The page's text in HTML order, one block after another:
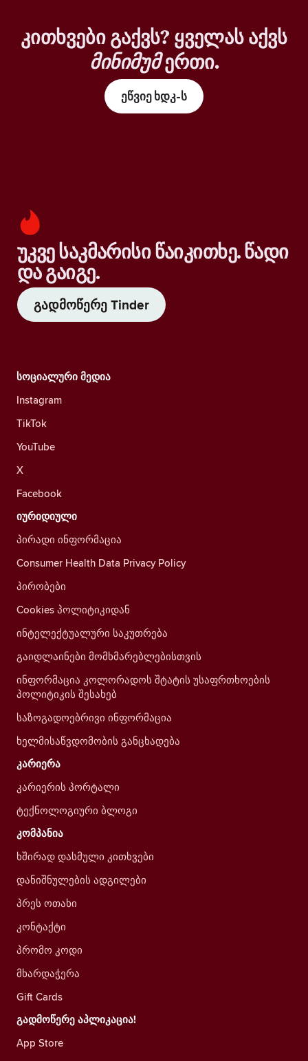
კითხვები გაქვს? ყველას აქვს
მინიმუმერთი.
ეწვიე ხდკ-ს
უკვე საკმარისი წაიკითხე. წადი
და გაიგე.
გადმოწერე Tinder
სოციალური მედია
Instagram
TikTok
YouTube
X
Facebook
იურიდიული
პირადი ინფორმაცია
Consumer Health Data Privacy Policy
პირობები
Cookies პოლიტიკიდან
ინტელექტუალური საკუთრება
გაიდლაინები მომხმარებლებისთვის
ინფორმაცია კოლორადოს შტატის უსაფრთხოების
პოლიტიკის შესახებ
საზოგადოებრივი ინფორმაცია
ხელმისაწვდომობის განცხადება
კარიერა
კარიერის პორტალი
ტექნოლოგიური ბლოგი
კომპანია
ხშირად დასმული კითხვები
დანიშნულების ადგილები
პრეს ოთახი
კონტაქტი
პრომო კოდი
მხარდაჭერა
Gift Cards
გადმოწერე აპლიკაცია!
App Store